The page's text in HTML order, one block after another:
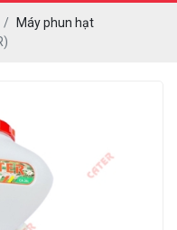
Máy phun hạt